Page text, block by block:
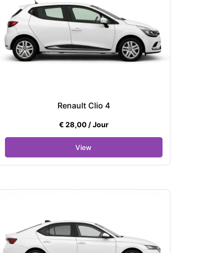
Renault Clio 4
€ 28,00 / Jour